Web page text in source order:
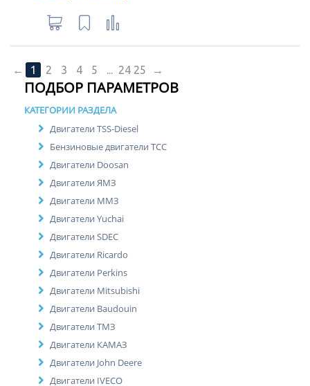
← 1 2 3 4 5 24 25 →
ПОДБОР ПАРАМЕТРОВ
КАТЕГОРИИ РАЗДЕЛА
Двигатели TSS-Diesel
Бензиновые двигатели ТСС
Двигатели Doosan
Двигатели ЯМЗ
Двигатели ММЗ
Двигатели Yuchai
Двигатели SDEC
Двигатели Ricardo
Двигатели Perkins
Двигатели Mitsubishi
Двигатели Baudouin
Двигатели ТМЗ
Двигатели КАМАЗ
Двигатели John Deere
Двигатели IVECO